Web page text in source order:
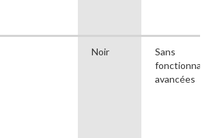
Noir
Sans
avancées